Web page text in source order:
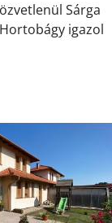
Sárga
igazol